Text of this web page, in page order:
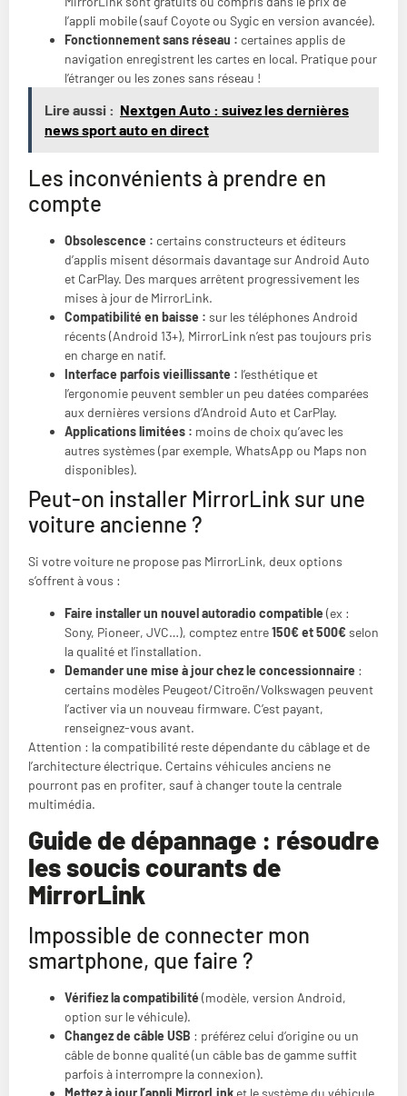
l’appli mobile (sauf Coyote ou Sygic en version avancée).
Fonctionnement sans réseau : certaines applis de
navigation enregistrent les cartes en local. Pratique pour
l’étranger ou les zones sans réseau !
Lire aussi : Nextgen Auto : suivez les dernières
news sport auto en direct
Les inconvénients à prendre en
compte
Obsolescence : certains constructeurs et éditeurs
d’applis misent désormais davantage sur Android Auto
et CarPlay. Des marques arrêtent progressivement les
mises à jour de MirrorLink.
Compatibilité en baisse : sur les téléphones Android
récents (Android 13+), MirrorLink n’est pas toujours pris
en charge en natif.
Interface parfois vieillissante : l’esthétique et
l’ergonomie peuvent sembler un peu datées comparées
aux dernières versions d’Android Auto et CarPlay.
Applications limitées : moins de choix qu’avec les
autres systèmes (par exemple, WhatsApp ou Maps non
disponibles).
Peut-on installer MirrorLink sur une
voiture ancienne ?
Si votre voiture ne propose pas MirrorLink, deux options
s’offrent à vous :
Faire installer un nouvel autoradio compatible (ex :
Sony, Pioneer, JVC…), comptez entre150€ et 500€selon
la qualité et l’installation.
Demander une mise à jour chez le concessionnaire :
certains modèles Peugeot/Citroën/Volkswagen peuvent
l’activer via un nouveau firmware. C’est payant,
renseignez-vous avant.
Attention : la compatibilité reste dépendante du câblage et de
l’architecture électrique. Certains véhicules anciens ne
pourront pas en profiter, sauf à changer toute la centrale
multimédia.
Guide de dépannage : résoudre
les soucis courants de
MirrorLink
Impossible de connecter mon
smartphone, que faire ?
Vérifiez la compatibilité (modèle, version Android,
option sur le véhicule).
Changez de câble USB : préférez celui d’origine ou un
câble de bonne qualité (un câble bas de gamme suffit
parfois à interrompre la connexion).